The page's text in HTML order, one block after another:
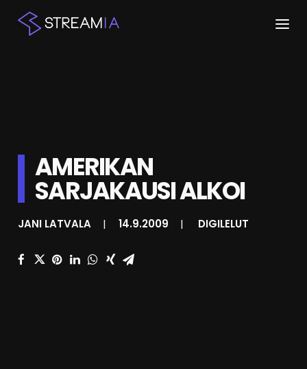
KESKUSTELU
SHOP
HAKU
AMERIKAN
SARJAKAUSI ALKOI
JANI LATVALA | 14.9.2009 | DIGILELUT